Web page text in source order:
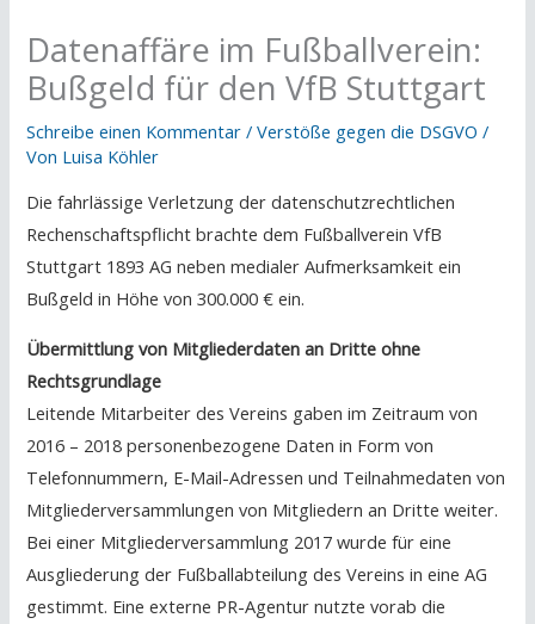
Datenaffäre im Fußballverein:
Bußgeld für den VfB Stuttgart
Schreibe einen Kommentar /Verstöße gegen die DSGVO /
Von Luisa Köhler
Die fahrlässige Verletzung der datenschutzrechtlichen
Rechenschaftspflicht brachte dem Fußballverein VfB
Stuttgart 1893 AG neben medialer Aufmerksamkeit ein
Bußgeld in Höhe von 300.000 € ein.
Übermittlung von Mitgliederdaten an Dritte ohne
Rechtsgrundlage
Leitende Mitarbeiter des Vereins gaben im Zeitraum von
2016 – 2018 personenbezogene Daten in Form von
Telefonnummern, E-Mail-Adressen und Teilnahmedaten von
Mitgliederversammlungen von Mitgliedern an Dritte weiter.
Bei einer Mitgliederversammlung 2017 wurde für eine
Ausgliederung der Fußballabteilung des Vereins in eine AG
gestimmt. Eine externe PR-Agentur nutzte vorab die